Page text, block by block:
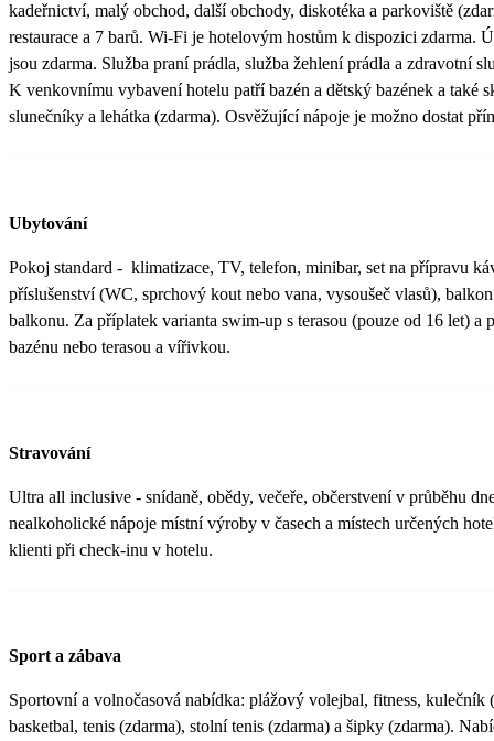
kadeřnictví, malý obchod, další obchody, diskotéka a parkoviště
restaurace a 7 barů. Wi-Fi je hotelovým hostům k dispozici zdarma.
jsou zdarma. Služba praní prádla, služba žehlení prádla a zdravotní
K venkovnímu vybavení hotelu patří bazén a dětský bazének a také
slunečníky a lehátka (zdarma). Osvěžující nápoje je možno dostat
Ubytování
Pokoj standard - klimatizace, TV, telefon, minibar, set na přípravu
příslušenství (WC, sprchový kout nebo vana, vysoušeč vlasů),
balkonu. Za příplatek varianta swim-up s terasou (pouze od 16 let) a
bazénu nebo terasou a vířivkou.
Stravování
Ultra all inclusive - snídaně, obědy, večeře, občerstvení v průběhu
nealkoholické nápoje místní výroby v časech a místech určených
klienti při check-inu v hotelu.
Sport a zábava
Sportovní a volnočasová nabídka: plážový volejbal, fitness, kulečník
basketbal, tenis (zdarma), stolní tenis (zdarma) a šipky (zdarma).